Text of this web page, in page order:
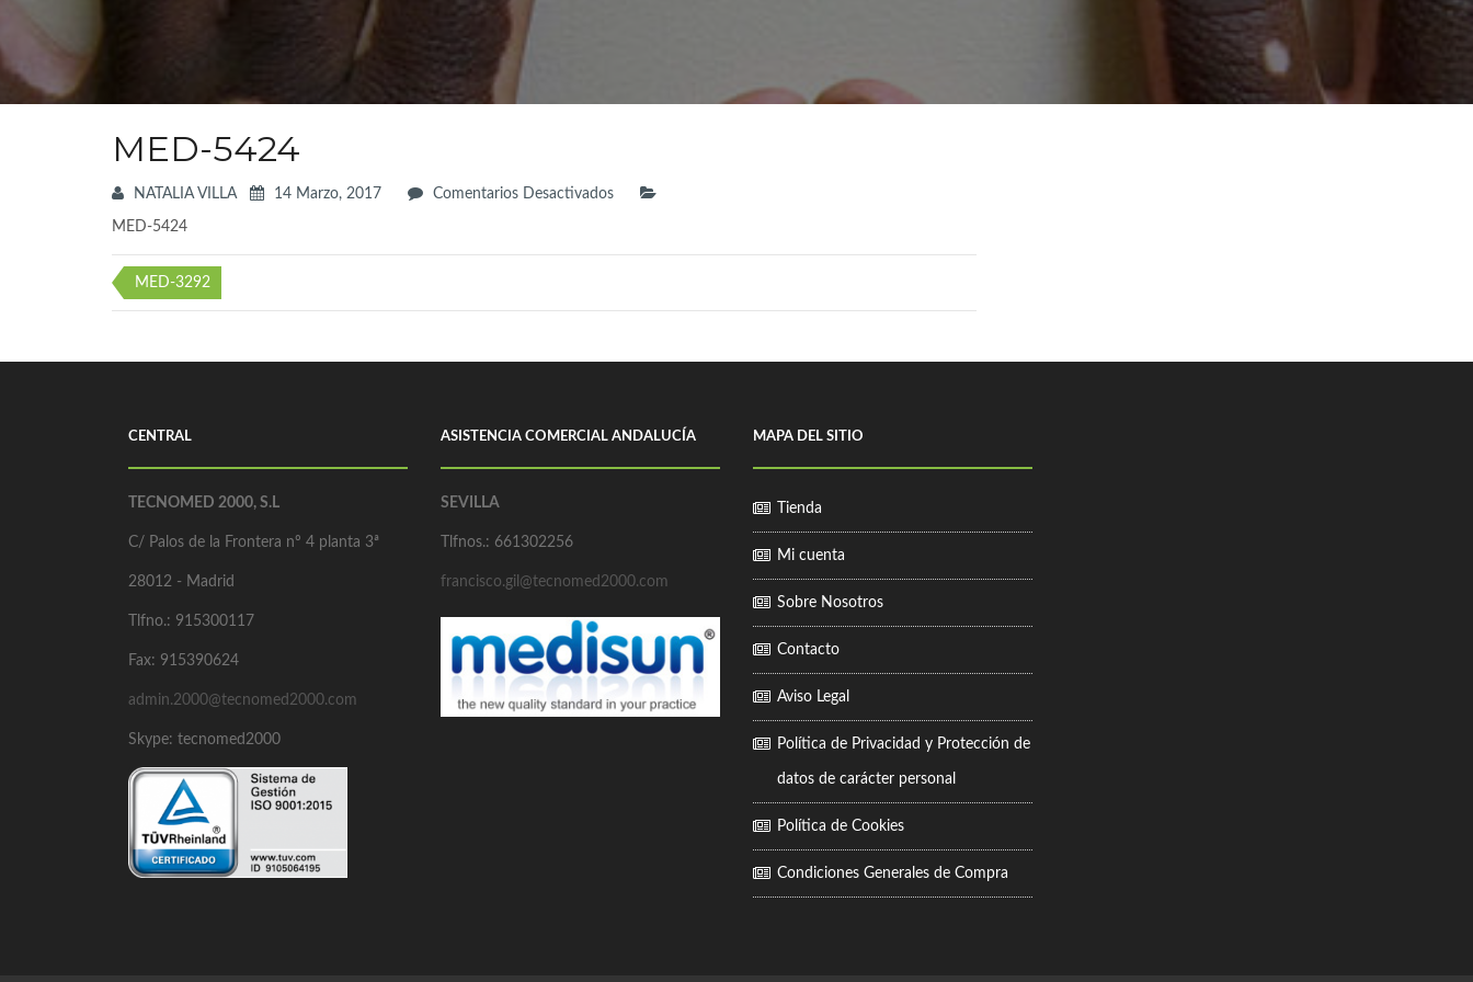
MED-5424
NATALIA VILLA 14 Marzo, 2017 Comentarios DesactivadosEn
MED-5424
Navegación
de
entradas
MED-3292
CENTRAL
TECNOMED 2000, S.L
C/ Palos de la Frontera nº 4 planta 3ª
28012 - Madrid
Tlfno.: 915300117
Fax: 915390624
admin.2000@tecnomed2000.com
Skype: tecnomed2000
ASISTENCIA COMERCIAL ANDALUCÍA
SEVILLA
Tlfnos.: 661302256
francisco.gil@tecnomed2000.com
MAPA DEL SITIO
Tienda
Mi cuenta
Sobre Nosotros
Contacto
Aviso Legal
Política de Privacidad y Protección de
datos de carácter personal
Política de Cookies
Condiciones Generales de Compra